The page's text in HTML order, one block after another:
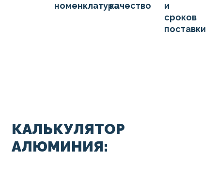
номенклатуракачество
и
сроков
поставки
КАЛЬКУЛЯТОР
АЛЮМИНИЯ: